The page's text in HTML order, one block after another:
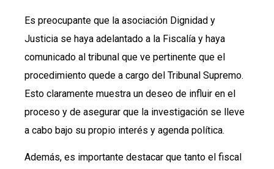
Es preocupante que la asociación Dignidad y
Justicia se haya adelantado a la Fiscalía y haya
comunicado al tribunal que ve pertinente que el
procedimiento quede a cargo del Tribunal Supremo.
Esto claramente muestra un deseo de influir en el
proceso y de asegurar que la investigación se lleve
a cabo bajo su propio interés y agenda política.
Además, es importante destacar que tanto el fiscal